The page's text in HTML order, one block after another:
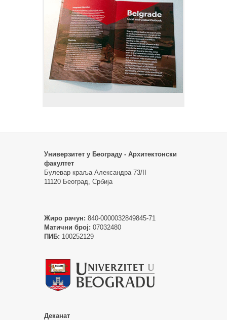
Универзитет у Београду - Архитектонски
факултет
Булевар краља Александра 73/II
11120 Београд, Србија
Жиро рачун: 840-0000032849845-71
Матични број: 07032480
ПИБ: 100252129
Деканат